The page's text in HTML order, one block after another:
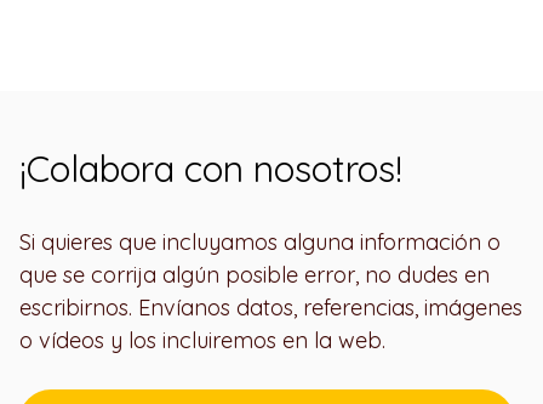
¡Colabora con nosotros!
Si quieres que incluyamos alguna información o
que se corrija algún posible error, no dudes en
escribirnos. Envíanos datos, referencias, imágenes
o vídeos y los incluiremos en la web.